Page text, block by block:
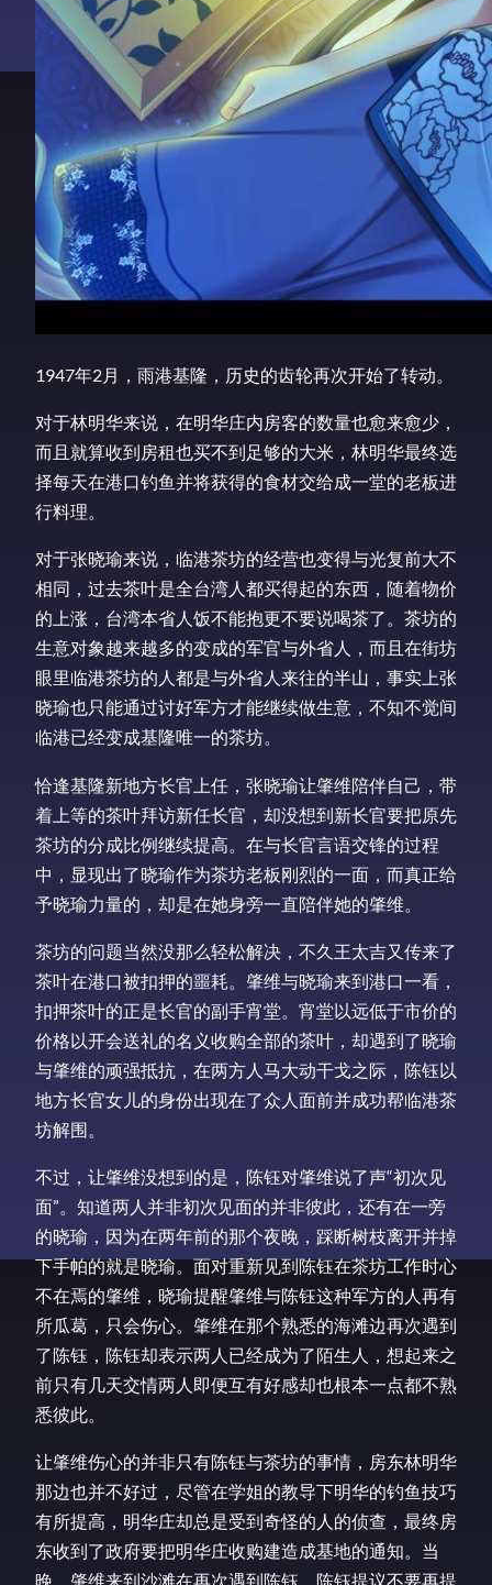
1947年2月，雨港基隆，历史的齿轮再次开始了转动。
对于林明华来说，在明华庄内房客的数量也愈来愈少，
而且就算收到房租也买不到足够的大米，林明华最终选
择每天在港口钓鱼并将获得的食材交给成一堂的老板进
行料理。
对于张晓瑜来说，临港茶坊的经营也变得与光复前大不
相同，过去茶叶是全台湾人都买得起的东西，随着物价
的上涨，台湾本省人饭不能抱更不要说喝茶了。茶坊的
生意对象越来越多的变成的军官与外省人，而且在街坊
眼里临港茶坊的人都是与外省人来往的半山，事实上张
晓瑜也只能通过讨好军方才能继续做生意，不知不觉间
临港已经变成基隆唯一的茶坊。
恰逢基隆新地方长官上任，张晓瑜让肇维陪伴自己，带
着上等的茶叶拜访新任长官，却没想到新长官要把原先
茶坊的分成比例继续提高。在与长官言语交锋的过程
中，显现出了晓瑜作为茶坊老板刚烈的一面，而真正给
予晓瑜力量的，却是在她身旁一直陪伴她的肇维。
茶坊的问题当然没那么轻松解决，不久王太吉又传来了
茶叶在港口被扣押的噩耗。肇维与晓瑜来到港口一看，
扣押茶叶的正是长官的副手宵堂。宵堂以远低于市价的
价格以开会送礼的名义收购全部的茶叶，却遇到了晓瑜
与肇维的顽强抵抗，在两方人马大动干戈之际，陈钰以
地方长官女儿的身份出现在了众人面前并成功帮临港茶
坊解围。
不过，让肇维没想到的是，陈钰对肇维说了声“初次见
面”。知道两人并非初次见面的并非彼此，还有在一旁
的晓瑜，因为在两年前的那个夜晚，踩断树枝离开并掉
下手帕的就是晓瑜。面对重新见到陈钰在茶坊工作时心
不在焉的肇维，晓瑜提醒肇维与陈钰这种军方的人再有
所瓜葛，只会伤心。肇维在那个熟悉的海滩边再次遇到
了陈钰，陈钰却表示两人已经成为了陌生人，想起来之
前只有几天交情两人即便互有好感却也根本一点都不熟
悉彼此。
让肇维伤心的并非只有陈钰与茶坊的事情，房东林明华
那边也并不好过，尽管在学姐的教导下明华的钓鱼技巧
有所提高，明华庄却总是受到奇怪的人的侦查，最终房
东收到了政府要把明华庄收购建造成基地的通知。当
晚，肇维来到沙滩在再次遇到陈钰，陈钰提议不要再提